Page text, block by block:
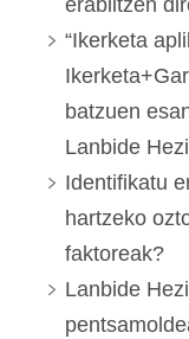
erabiltzen
“Ikerketa
batzuen
Lanbide
Identifikatu
hartzeko
faktoreak?
Lanbide